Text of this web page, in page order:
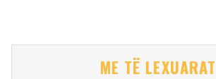
ME TË LEXUARAT